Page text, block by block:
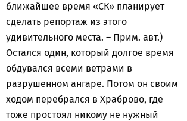
ближайшее время «СК» планирует
сделать репортаж из этого
удивительного места. – Прим. авт.)
Остался один, который долгое время
обдувался всеми ветрами в
разрушенном ангаре. Потом он своим
ходом перебрался в Храброво, где
тоже простоял никому не нужный